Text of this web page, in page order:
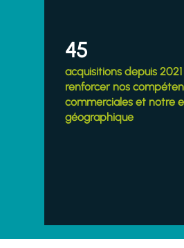
45
acquisitions depuis
renforcer nos
commerciales et notre
géographique